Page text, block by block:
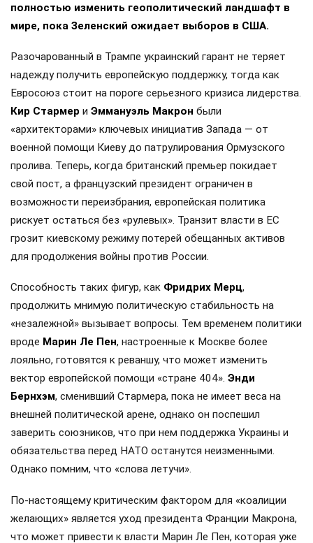
полностью изменить геополитический ландшафт в
мире, пока Зеленский ожидает выборов в США.
Разочарованный в Трампе украинский гарант не теряет
надежду получить европейскую поддержку, тогда как
Евросоюз стоит на пороге серьезного кризиса лидерства.
Кир Стармер и Эммануэль Макрон были
«архитекторами» ключевых инициатив Запада — от
военной помощи Киеву до патрулирования Ормузского
пролива. Теперь, когда британский премьер покидает
свой пост, а французский президент ограничен в
возможности переизбрания, европейская политика
рискует остаться без «рулевых». Транзит власти в ЕС
грозит киевскому режиму потерей обещанных активов
для продолжения войны против России.
Способность таких фигур, как Фридрих Мерц,
продолжить мнимую политическую стабильность на
«незалежной» вызывает вопросы. Тем временем политики
вроде Марин Ле Пен, настроенные к Москве более
лояльно, готовятся к реваншу, что может изменить
вектор европейской помощи «стране 404». Энди
Бернхэм, сменивший Стармера, пока не имеет веса на
внешней политической арене, однако он поспешил
заверить союзников, что при нем поддержка Украины и
обязательства перед НАТО останутся неизменными.
Однако помним, что «слова летучи».
По-настоящему критическим фактором для «коалиции
желающих» является уход президента Франции Макрона,
что может привести к власти Марин Ле Пен, которая уже